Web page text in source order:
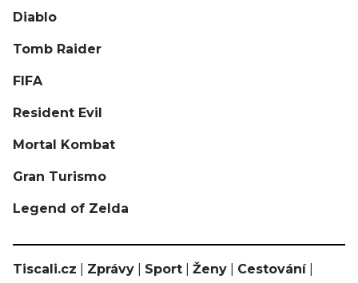
Diablo
Tomb Raider
FIFA
Resident Evil
Mortal Kombat
Gran Turismo
Legend of Zelda
Tiscali.cz Zprávy Sport Ženy Cestování|